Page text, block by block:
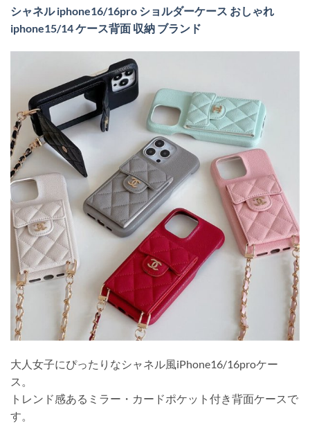
シャネル iphone16/16pro ショルダーケース おしゃれ
iphone15/14 ケース背面 収納 ブランド
大人女子にぴったりなシャネル風iPhone16/16proケー
ス。
トレンド感あるミラー・カードポケット付き背面ケースで
す。